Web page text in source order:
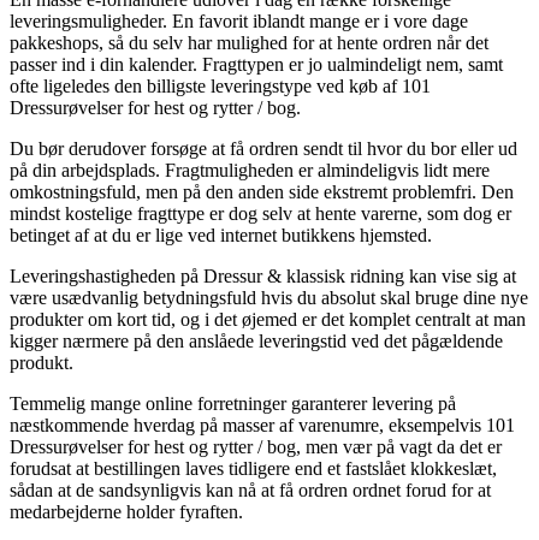
leveringsmuligheder. En favorit iblandt mange er i vore dage
pakkeshops, så du selv har mulighed for at hente ordren når det
passer ind i din kalender. Fragttypen er jo ualmindeligt nem, samt
ofte ligeledes den billigste leveringstype ved køb af 101
Dressurøvelser for hest og rytter / bog.
Du bør derudover forsøge at få ordren sendt til hvor du bor eller ud
på din arbejdsplads. Fragtmuligheden er almindeligvis lidt mere
omkostningsfuld, men på den anden side ekstremt problemfri. Den
mindst kostelige fragttype er dog selv at hente varerne, som dog er
betinget af at du er lige ved internet butikkens hjemsted.
Leveringshastigheden på Dressur & klassisk ridning kan vise sig at
være usædvanlig betydningsfuld hvis du absolut skal bruge dine nye
produkter om kort tid, og i det øjemed er det komplet centralt at man
kigger nærmere på den anslåede leveringstid ved det pågældende
produkt.
Temmelig mange online forretninger garanterer levering på
næstkommende hverdag på masser af varenumre, eksempelvis 101
Dressurøvelser for hest og rytter / bog, men vær på vagt da det er
forudsat at bestillingen laves tidligere end et fastslået klokkeslæt,
sådan at de sandsynligvis kan nå at få ordren ordnet forud for at
medarbejderne holder fyraften.